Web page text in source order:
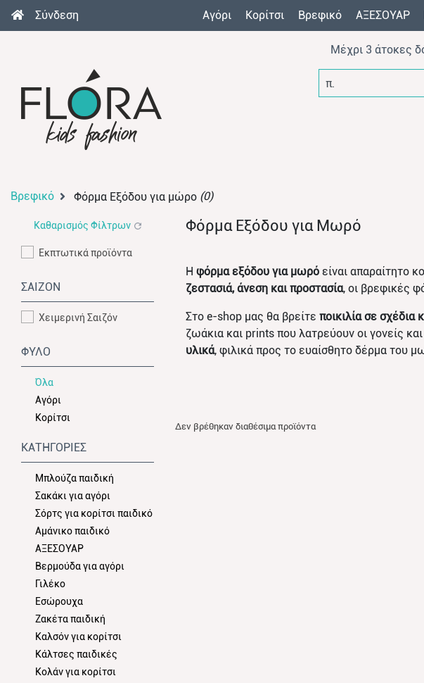
Σύνδεση Αγόρι Κορίτσι Βρεφικό AΞEΣOYAP
Μέχρι 3 άτοκες
π.χ.
Βρεφικό Φόρμα Εξόδου για μώρο (0)
Καθαρισμός Φίλτρων
Εκπτωτικά προϊόντα
ΣΑΙΖΟΝ
Χειμερινή Σαιζόν
ΦΥΛΟ
Όλα
Αγόρι
Κορίτσι
ΚΑΤΗΓΟΡΙΕΣ
Μπλούζα παιδική
Σακάκι για αγόρι
Σόρτς για κορίτσι παιδικό
Αμάνικο παιδικό
ΑΞΕΣΟΥΑΡ
Βερμούδα για αγόρι
Γιλέκο
Εσώρουχα
Ζακέτα παιδική
Καλσόν για κορίτσι
Κάλτσες παιδικές
Κολάν για κορίτσι
Φόρμα Εξόδου για Μωρό
Η φόρμα εξόδου για μωρό είναι απαραίτητο
ζεστασιά, άνεση και προστασία, οι βρεφικές
Στο e-shop μας θα βρείτε ποικιλία σε σχέδια
ζωάκια και prints που λατρεύουν οι γονείς
υλικά, φιλικά προς το ευαίσθητο δέρμα του
Δεν βρέθηκαν διαθέσιμα προϊόντα